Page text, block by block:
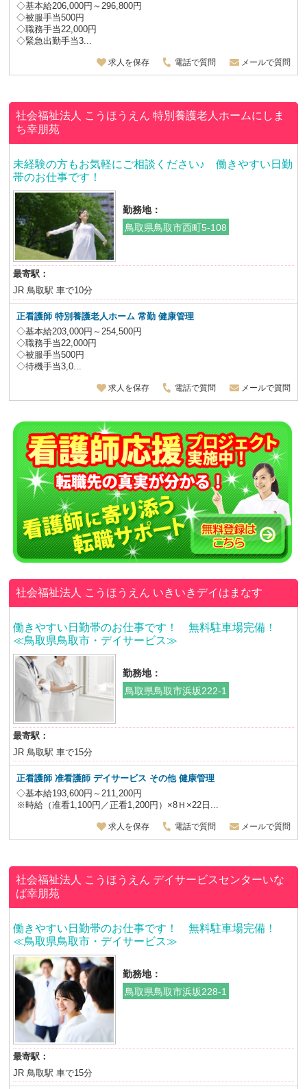
◇基本給206,000円～296,800円
◇被服手当500円
◇職務手当22,000円
◇緊急出勤手当3...
求人を保存 電話で質問 メールで質問
社会福祉法人 こうほうえん特別養護老人ホームにしま
ち幸朋苑
未経験の方もお気軽にご相談ください♪ 働きやすい日勤
帯のお仕事です！
勤務地：
鳥取県鳥取市西町5-108
最寄駅：
JR 鳥取駅 車で10分
正看護師特別養護老人ホーム常勤 健康管理
◇基本給203,000円～254,500円
◇職務手当22,000円
◇被服手当500円
◇待機手当3,0...
求人を保存 電話で質問 メールで質問
社会福祉法人 こうほうえん いきいきデイはまなす
働きやすい日勤帯のお仕事です！ 無料駐車場完備！
≪鳥取県鳥取市・デイサービス≫
勤務地：
鳥取県鳥取市浜坂222-1
最寄駅：
JR 鳥取駅 車で15分
正看護師 准看護師 デイサービス その他 健康管理
◇基本給193,600円～211,200円
※時給（准看1,100円／正看1,200円）×8Ｈ×22日...
求人を保存 電話で質問 メールで質問
社会福祉法人 こうほうえん デイサービスセンターいな
ば幸朋苑
働きやすい日勤帯のお仕事です！ 無料駐車場完備！
≪鳥取県鳥取市・デイサービス≫
勤務地：
鳥取県鳥取市浜坂228-1
最寄駅：
JR 鳥取駅 車で15分